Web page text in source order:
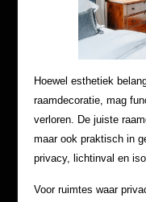
Hoewel esthetiek
raamdecoratie, mag
verloren. De juiste
maar ook praktisch in
privacy, lichtinval en
Voor ruimtes waar